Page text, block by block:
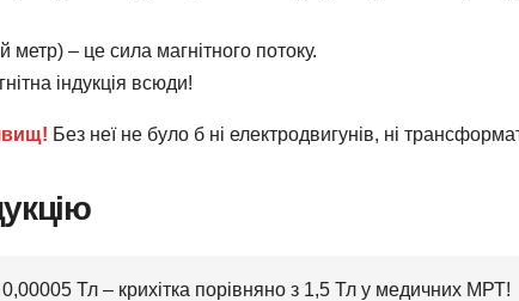
– це сила магнітного потоку.
індукція всюди!
Без неї не було б ні електродвигунів, ні
Тл – крихітка порівняно з 1,5 Тл у медичних МРТ!